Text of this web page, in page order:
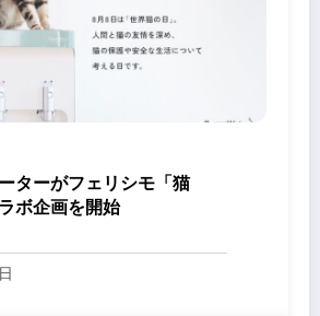
ターがフェリシモ「猫
ボ企画を開始